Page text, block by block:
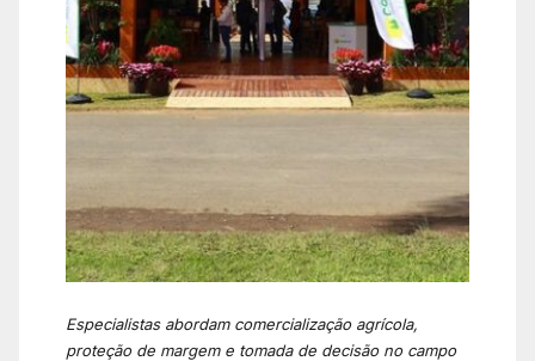
Especialistas abordam comercialização agrícola,
proteção de margem e tomada de decisão no campo